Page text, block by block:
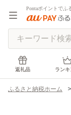
Pontaポイントでふ
返礼品 ラン
ふるさと納税ホーム